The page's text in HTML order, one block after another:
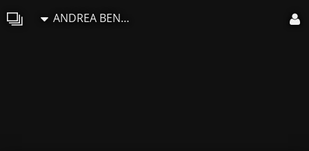
ANDREA BENETTI